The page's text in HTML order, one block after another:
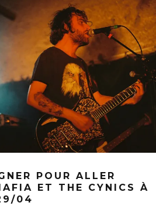
POUR ALLER
ET THE CYNICS À
04